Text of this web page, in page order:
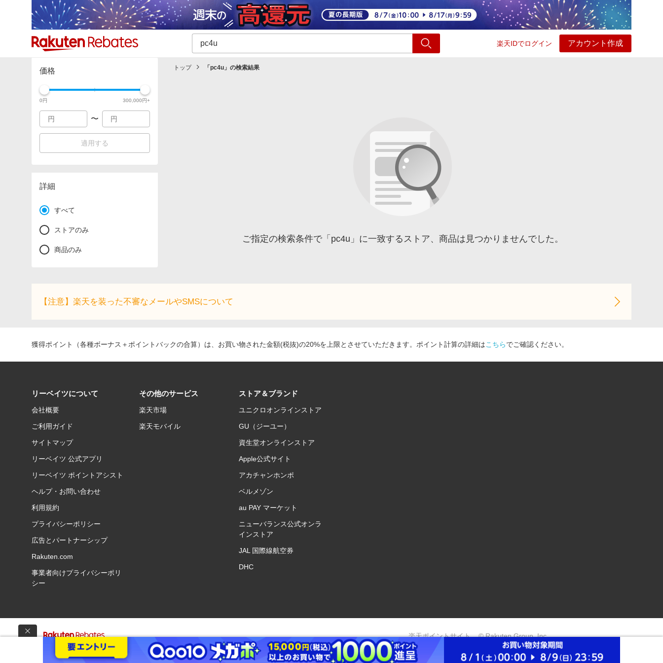
楽天IDでログイン アカウント作成
カテゴリー一覧 イベント一覧
価格
0円 300,000円+
〜
適用する
詳細
すべて
ストアのみ
商品のみ
トップ 「 pc4u 」の検索結果
ご指定の検索条件で「pc4u」に一致するストア、商品は見つかりませんでした。
【注意】楽天を装った不審なメールやSMSについて
獲得ポイント（各種ボーナス＋ポイントバックの合算）は、お買い物された金額(税抜)の20%を上限とさせていただきます。ポイント計算の詳細はこちらでご確認ください。
リーベイツについて
会社概要
ご利用ガイド
サイトマップ
リーベイツ 公式アプリ
リーベイツ ポイントアシスト
ヘルプ・お問い合わせ
利用規約
プライバシーポリシー
広告とパートナーシップ
Rakuten.com
事業者向けプライバシーポリ
シー
その他のサービス
楽天市場
楽天モバイル
ストア＆ブランド
ユニクロオンラインストア
GU（ジーユー）
資生堂オンラインストア
Apple公式サイト
アカチャンホンポ
ベルメゾン
au PAY マーケット
ニューバランス公式オンラ
インストア
JAL 国際線航空券
DHC
楽天ポイントサイト © Rakuten Group, Inc.